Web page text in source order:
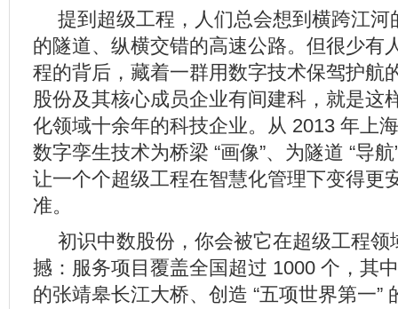
提到超级工程，人们总会想到横跨江河
的隧道、纵横交错的高速公路。但很少有
程的背后，藏着一群用数字技术保驾护航
股份及其核心成员企业有间建科，就是这
化领域十余年的科技企业。从 2013 年上
数字孪生技术为桥梁 “画像”、为隧道 “导航
让一个个超级工程在智慧化管理下变得更
准。
初识中数股份，你会被它在超级工程领
撼：服务项目覆盖全国超过 1000 个，其
的张靖皋长江大桥、创造 “五项世界第一”